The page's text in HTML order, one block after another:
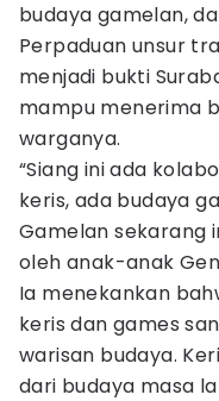
budaya gamelan,
Perpaduan unsur
menjadi bukti
mampu menerima
warganya.
“Siang ini ada
keris, ada budaya
Gamelan sekarang
oleh anak-anak
Ia menekankan
keris dan games
warisan budaya.
dari budaya masa